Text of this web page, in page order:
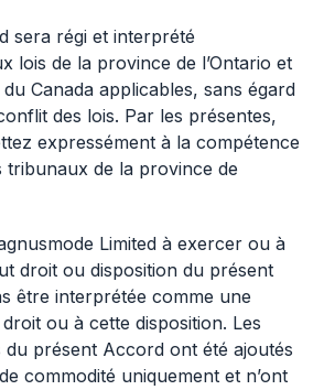
sera régi et interprété
lois de la province de l’Ontario et
Canada applicables, sans égard
des lois. Par les présentes,
expressément à la compétence
tribunaux de la province de
Limited à exercer ou à
droit ou disposition du présent
être interprétée comme une
ou à cette disposition. Les
du présent Accord ont été ajoutés
commodité uniquement et n’ont